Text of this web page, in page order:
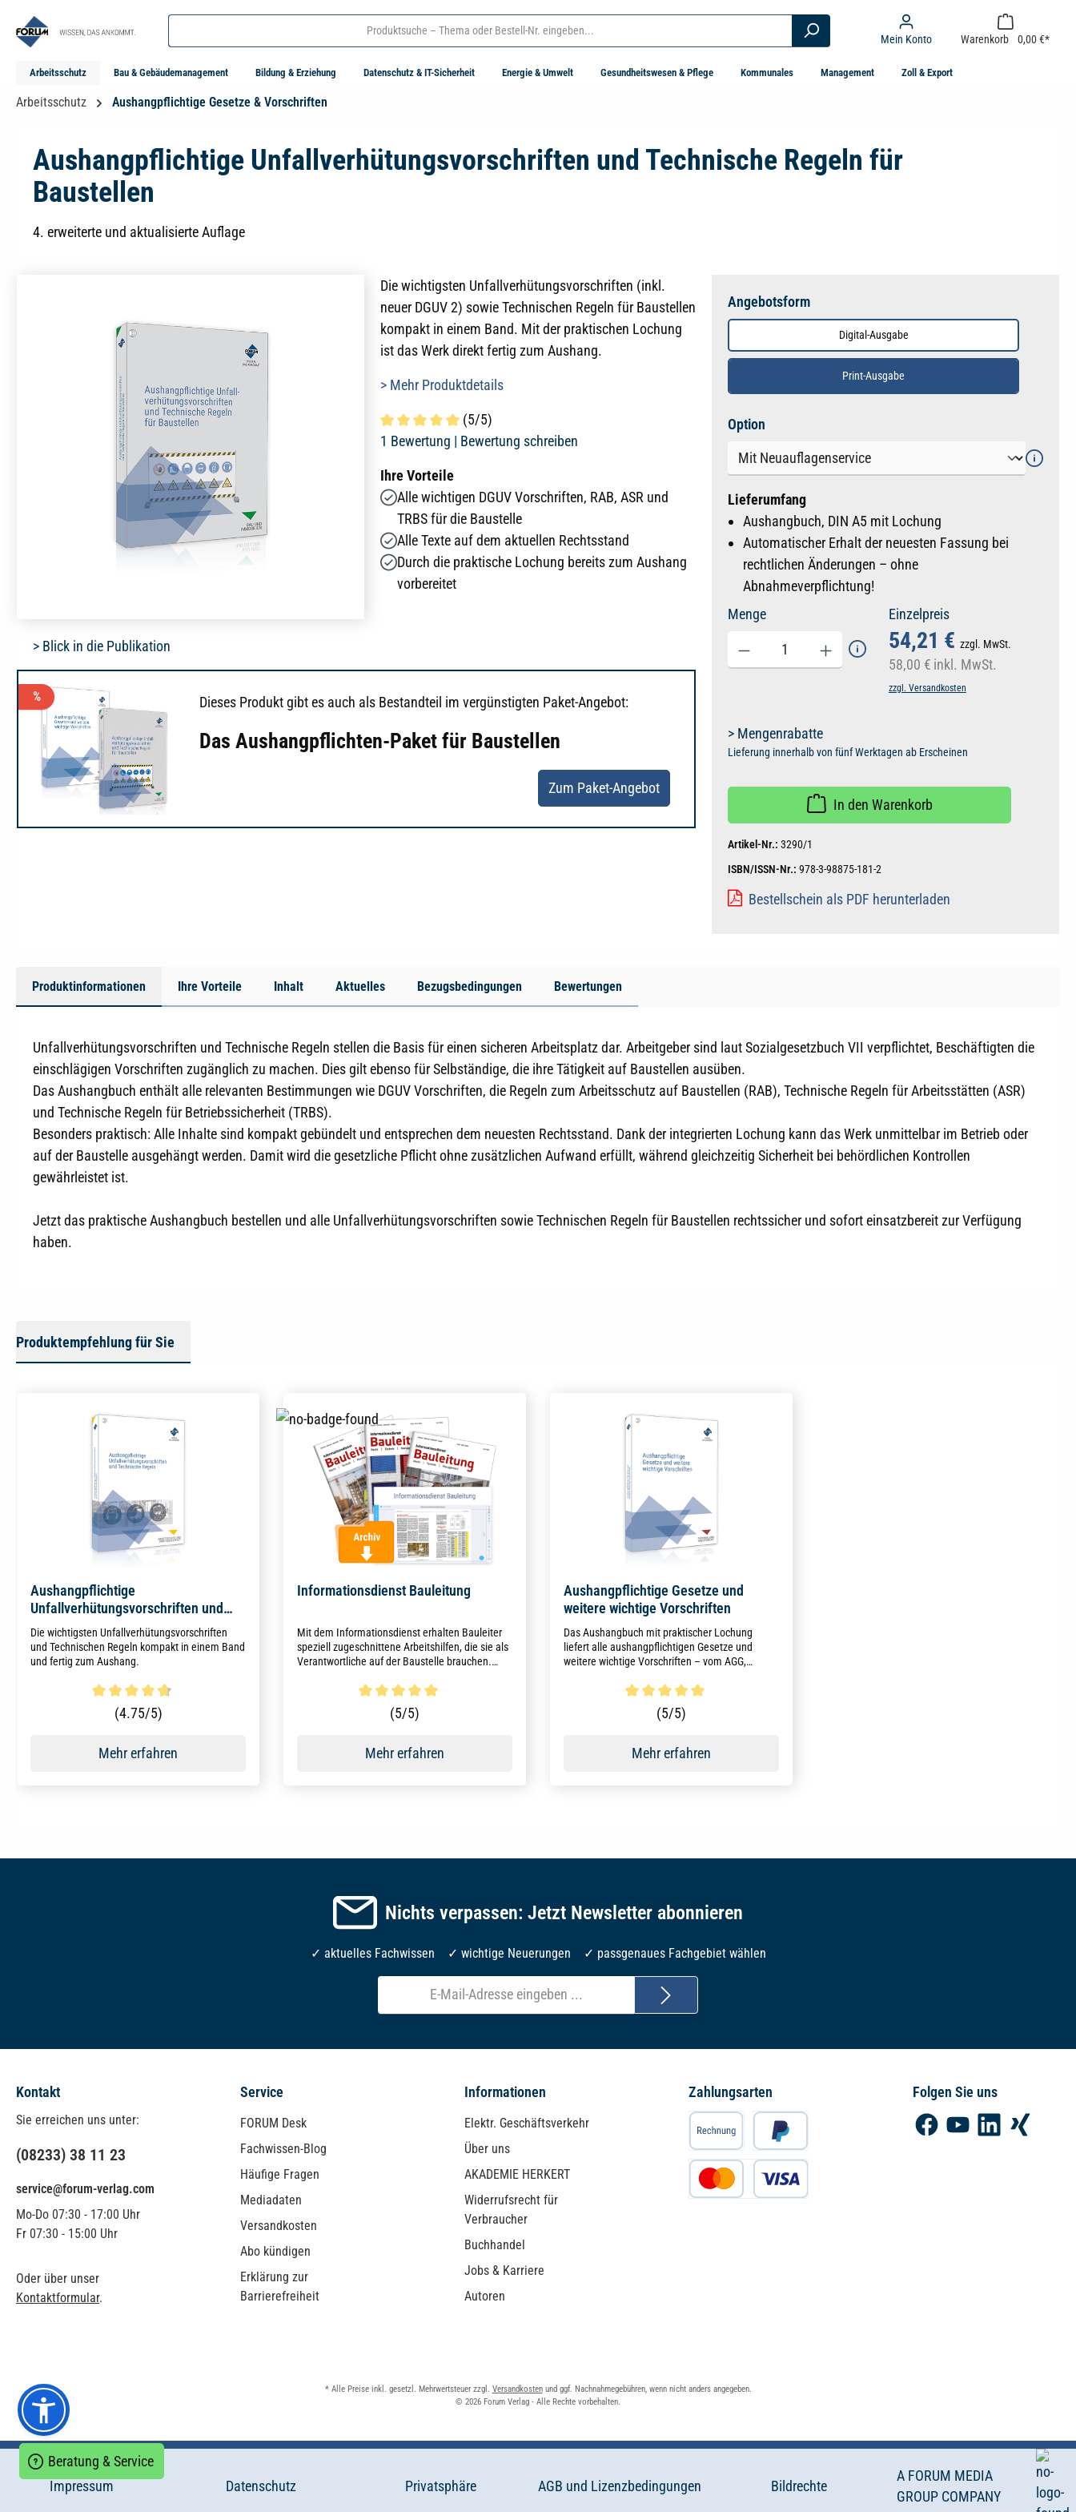
Zur Hauptnavigation springen
Mein Konto Warenkorb 0,00 €*
Arbeitsschutz Bau & Gebäudemanagement Bildung & Erziehung Datenschutz & IT-Sicherheit Energie & Umwelt Gesundheitswesen & Pflege Kommunales Management Zoll & Export
Arbeitsschutz Aushangpflichtige Gesetze & Vorschriften
Aushangpflichtige Unfallverhütungsvorschriften und Technische Regeln für
Baustellen
4. erweiterte und aktualisierte Auflage
> Blick in die Publikation
Die wichtigsten Unfallverhütungsvorschriften (inkl.
neuer DGUV 2) sowie Technischen Regeln für Baustellen
kompakt in einem Band. Mit der praktischen Lochung
ist das Werk direkt fertig zum Aushang.
> Mehr Produktdetails
Durchschnittliche Bewertung von 5 von 5 Sternen
(5/5)
1 Bewertung | Bewertung schreiben
Ihre Vorteile
Alle wichtigen DGUV Vorschriften, RAB, ASR und
TRBS für die Baustelle
Alle Texte auf dem aktuellen Rechtsstand
Durch die praktische Lochung bereits zum Aushang
vorbereitet
% Dieses Produkt gibt es auch als Bestandteil im vergünstigten Paket-Angebot:
Das Aushangpflichten-Paket für Baustellen
Zum Paket-Angebot
Angebotsform
Digital-Ausgabe
Print-Ausgabe
Option
Lieferumfang
Aushangbuch, DIN A5 mit Lochung
Automatischer Erhalt der neuesten Fassung bei
rechtlichen Änderungen – ohne
Abnahmeverpflichtung!
Menge
Einzelpreis
54,21 € zzgl. MwSt.
58,00 € inkl. MwSt.
zzgl. Versandkosten
> Mengenrabatte
Lieferung innerhalb von fünf Werktagen ab Erscheinen
In den Warenkorb
Artikel-Nr.: 3290/1
ISBN/ISSN-Nr.: 978-3-98875-181-2
Bestellschein als PDF herunterladen
Produktinformationen Ihre Vorteile Inhalt Aktuelles Bezugsbedingungen Bewertungen
Unfallverhütungsvorschriften und Technische Regeln stellen die Basis für einen sicheren Arbeitsplatz dar. Arbeitgeber sind laut Sozialgesetzbuch VII verpflichtet, Beschäftigten die
einschlägigen Vorschriften zugänglich zu machen. Dies gilt ebenso für Selbständige, die ihre Tätigkeit auf Baustellen ausüben.
Das Aushangbuch enthält alle relevanten Bestimmungen wie DGUV Vorschriften, die Regeln zum Arbeitsschutz auf Baustellen (RAB), Technische Regeln für Arbeitsstätten (ASR)
und Technische Regeln für Betriebssicherheit (TRBS).
Besonders praktisch: Alle Inhalte sind kompakt gebündelt und entsprechen dem neuesten Rechtsstand. Dank der integrierten Lochung kann das Werk unmittelbar im Betrieb oder
auf der Baustelle ausgehängt werden. Damit wird die gesetzliche Pflicht ohne zusätzlichen Aufwand erfüllt, während gleichzeitig Sicherheit bei behördlichen Kontrollen
gewährleistet ist.
Jetzt das praktische Aushangbuch bestellen und alle Unfallverhütungsvorschriften sowie Technischen Regeln für Baustellen rechtssicher und sofort einsatzbereit zur Verfügung
haben.
Produktempfehlung für Sie
Aushangpflichtige
Unfallverhütungsvorschriften und
Technische Regeln
Die wichtigsten Unfallverhütungsvorschriften
und Technischen Regeln kompakt in einem Band
und fertig zum Aushang.
Durchschnittliche Bewertung von 4.6 von 5 Sternen
(4.75/5)
Mehr erfahren
Informationsdienst Bauleitung
Mit dem Informationsdienst erhalten Bauleiter
speziell zugeschnittene Arbeitshilfen, die sie als
Verantwortliche auf der Baustelle brauchen.
Beiträge aus den Bereichen Baurecht,
Bautechnik und Management.
Durchschnittliche Bewertung von 5 von 5 Sternen
(5/5)
Mehr erfahren
Aushangpflichtige Gesetze und
weitere wichtige Vorschriften
Das Aushangbuch mit praktischer Lochung
liefert alle aushangpflichtigen Gesetze und
weitere wichtige Vorschriften – vom AGG,
ihrer jeweiligen aktuellen Fassung kompakt in
Durchschnittliche Bewertung von 5 von 5 Sternen
(5/5)
Mehr erfahren
Nichts verpassen: Jetzt Newsletter abonnieren
✓ aktuelles Fachwissen ✓ wichtige Neuerungen ✓ passgenaues Fachgebiet wählen
Kontakt
Sie erreichen uns unter:
(08233) 38 11 23
service@forum-verlag.com
Mo-Do 07:30 - 17:00 Uhr
Fr 07:30 - 15:00 Uhr
Oder über unser
Kontaktformular.
Service
FORUM Desk
Fachwissen-Blog
Häufige Fragen
Mediadaten
Versandkosten
Abo kündigen
Erklärung zur
Barrierefreiheit
Informationen
Elektr. Geschäftsverkehr
Über uns
AKADEMIE HERKERT
Widerrufsrecht für
Verbraucher
Buchhandel
Jobs & Karriere
Autoren
Zahlungsarten Folgen Sie uns
FacebookYouTubeLinkedInXing
* Alle Preise inkl. gesetzl. Mehrwertsteuer zzgl. Versandkostenund ggf. Nachnahmegebühren, wenn nicht anders angegeben.
© 2026 Forum Verlag - Alle Rechte vorbehalten.
Impressum Datenschutz Privatsphäre AGB und Lizenzbedingungen Bildrechte
A FORUM MEDIA
GROUP COMPANY
Beratung & Service